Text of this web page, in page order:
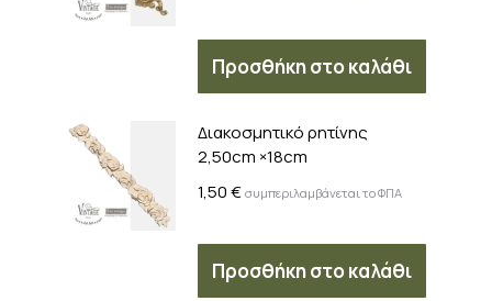
Προσθήκη στο καλάθι
Διακοσμητικό ρητίνης
2,50cm ×18cm
1,50€ συμπεριλαμβάνεται το ΦΠΑ
Προσθήκη στο καλάθι